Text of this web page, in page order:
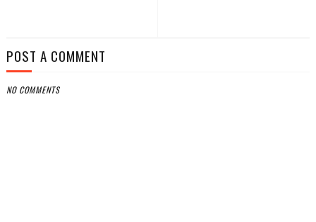
POST A COMMENT
NO COMMENTS